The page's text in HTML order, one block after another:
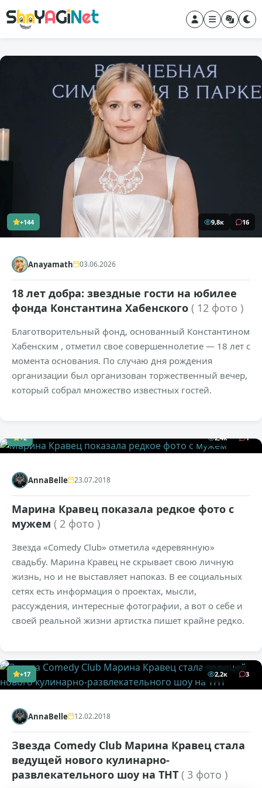
+144 9,8к 16
Anayamath 03.06.2026
18 лет добра: звездные гости на юбилее
фонда Константина Хабенского ( 12 фото )
Благотворительный фонд, основанный Константином
Хабенским , отметил свое совершеннолетие — 18 лет с
момента основания. По случаю дня рождения
организации был организован торжественный вечер,
который собрал множество известных гостей.
+2 2,4к 1
AnnaBelle 23.07.2018
Марина Кравец показала редкое фото с
мужем ( 2 фото )
Звезда «Comedy Club» отметила «деревянную»
свадьбу. Марина Кравец не скрывает свою личную
жизнь, но и не выставляет напоказ. В ее социальных
сетях есть информация о проектах, мысли,
рассуждения, интересные фотографии, а вот о себе и
своей реальной жизни артистка пишет крайне редко.
+17 2,2к 3
AnnaBelle 12.02.2018
Звезда Comedy Club Марина Кравец стала
ведущей нового кулинарно-
развлекательного шоу на ТНТ ( 3 фото )